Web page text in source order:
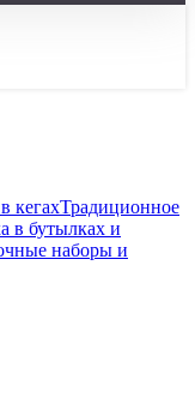
кегахТрадиционное
в бутылках и
наборы и